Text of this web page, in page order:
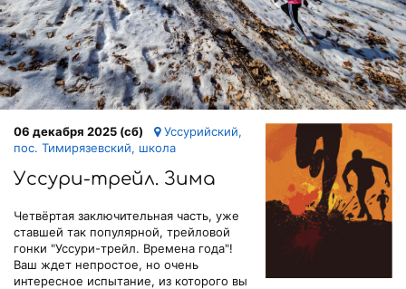
06 декабря 2025 (сб)
Уссурийский,
пос. Тимирязевский, школа
Уссури-трейл. Зима
Четвёртая заключительная часть, уже
ставшей так популярной, трейловой
гонки "Уссури-трейл. Времена года"!
Ваш ждет непростое, но очень
интересное испытание, из которого вы